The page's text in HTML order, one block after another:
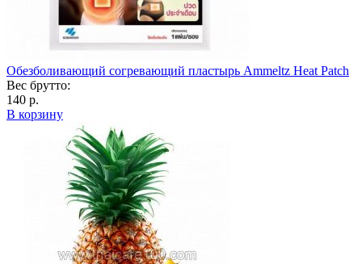
Обезболивающий согревающий пластырь Ammeltz Heat Patch
Вес брутто:
140 р.
В корзину